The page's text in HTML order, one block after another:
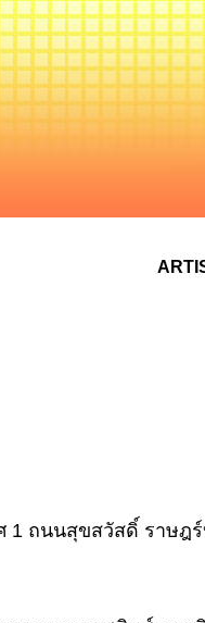
1 ถนนสุขสวัสดิ์ ราษฎ